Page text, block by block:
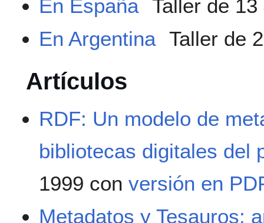
En España
Taller de
En Argentina Taller de
Artículos
RDF: Un modelo de
bibliotecas digitales del
1999 conversión en
Metadatos y Tesauros: